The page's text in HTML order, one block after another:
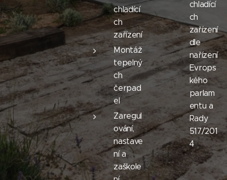
chladící
ch
zařízení
Montáž
tepelný
ch
čerpad
el
Zaregul
ování,
nastave
ní a
zaškole
chladící
ch
zařízení
dle
nařízení
Evrops
kého
parlam
entu a
Rady
517/201
4